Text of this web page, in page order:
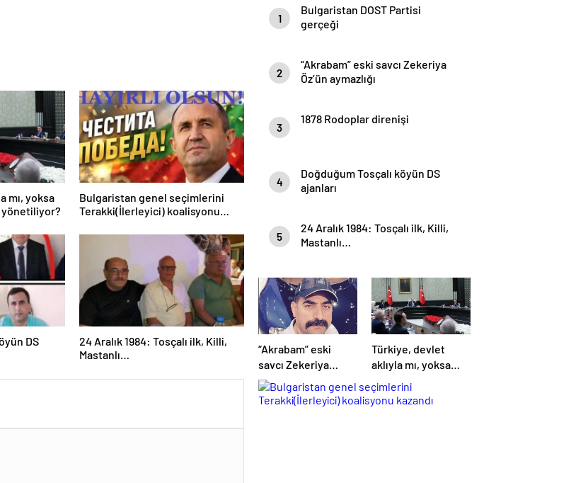
mı, yoksa
yönetiliyor?
Bulgaristan genel seçimlerini
Terakki(İlerleyici) koalisyonu
DS
24 Aralık 1984: Tosçalı ilk, Killi,
Mastanlı…
1
Bulgaristan DOST Partisi
gerçeği
2
“Akrabam” eski savcı Zekeriya
Öz’ün aymazlığı
3
1878 Rodoplar direnişi
4
Doğduğum Tosçalı köyün DS
ajanları
5
24 Aralık 1984: Tosçalı ilk, Killi,
Mastanlı…
“Akrabam” eski
savcı Zekeriya
Öz’ün aymazlığı
Türkiye, devlet
aklıyla mı, yoksa
hemşerilik aklıyla
mı yönetiliyor?